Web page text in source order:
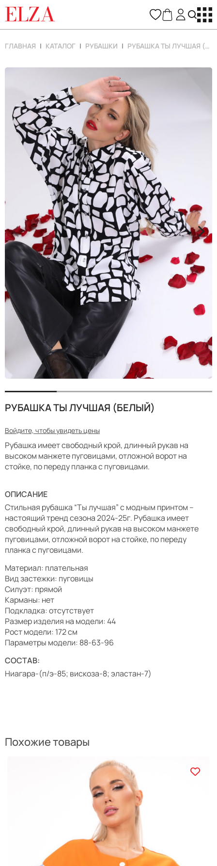
ELZA
ГЛАВНАЯ КАТАЛОГ РУБАШКИ РУБАШКА ТЫ ЛУЧШАЯ (БЕЛЫЙ)
< >
РУБАШКА ТЫ ЛУЧШАЯ (БЕЛЫЙ)
Войдите, чтобы увидеть цены
Рубашка имеет свободный крой, длинный рукав на
высоком манжете пуговицами, отложной ворот на
стойке, по переду планка с пуговицами.
ОПИСАНИЕ
Стильная рубашка “Ты лучшая” с модным принтом –
настоящий тренд сезона 2024-25г. Рубашка имеет
свободный крой, длинный рукав на высоком манжете
пуговицами, отложной ворот на стойке, по переду
планка с пуговицами.
Материал: плательная
Вид застежки: пуговицы
Силуэт: прямой
Карманы: нет
Подкладка: отсутствует
Размер изделия на модели: 44
Рост модели: 172 см
Параметры модели: 88-63-96
СОСТАВ:
Ниагара-(п/э-85; вискоза-8; эластан-7)
Похожие товары